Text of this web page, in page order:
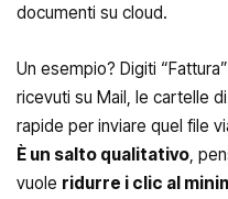
documenti su cloud.
Un esempio? Digiti
ricevuti su Mail, le cartelle
rapide per inviare quel file
È un salto qualitativo,
vuole ridurre i clic al